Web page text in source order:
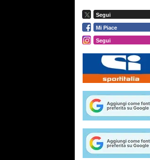
Segui
Mi Piace
Segui